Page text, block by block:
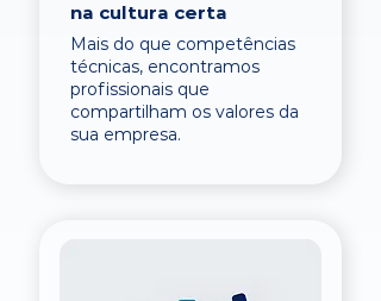
na cultura certa
Mais do que competências
técnicas, encontramos
profissionais que
compartilham os valores da
sua empresa.